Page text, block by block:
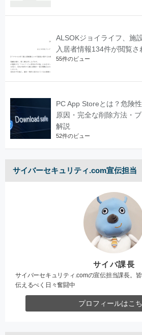
ALSOKジョイライフ、施
入居者情報134件が閲覧さ
55件のビュー
PC App Storeとは？危険
原因・完全な削除方法・
解説
52件のビュー
サイバーセキュリティ.com宣伝担当
サイバ課長
サイバーセキュリティ.comの宣伝担当課長。
伝えるべく日々奮闘中
プロフィールはこ